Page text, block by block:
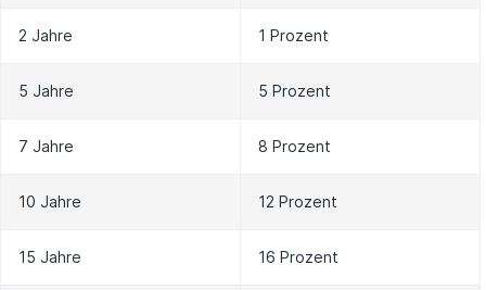
2 Jahre 1 Prozent
5 Jahre 5 Prozent
7 Jahre 8 Prozent
10 Jahre 12 Prozent
15 Jahre 16 Prozent